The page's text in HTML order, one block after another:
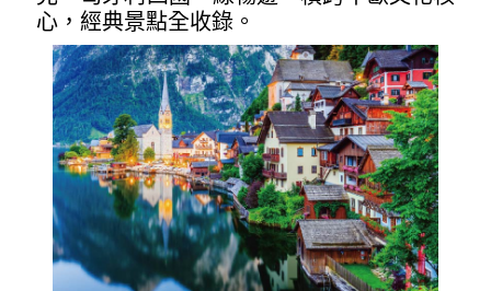
心，經典景點全收錄。